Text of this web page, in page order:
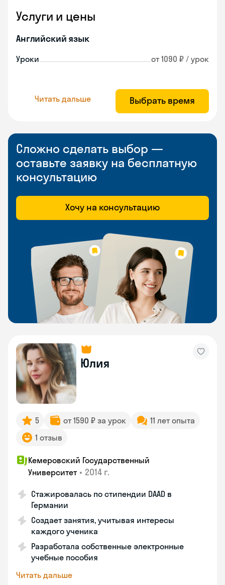
Услуги и цены
Английский язык
Уроки от 1090 ₽ / урок
Читать дальше Выбрать время
Сложно сделать выбор —
оставьте заявку на бесплатную
консультацию
Хочу на консультацию
Юлия
5 от 1590 ₽ за урок
11 лет опыта
1 отзыв
Кемеровский Государственный
Университет • 2014 г.
Стажировалась по стипендии DAAD в
Германии
Создает занятия, учитывая интересы
каждого ученика
Разработала собственные электронные
учебные пособия
Читать дальше